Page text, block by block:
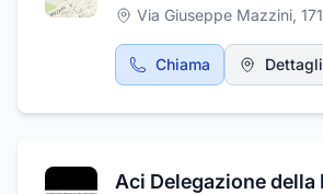
Via Giuseppe Mazzini, 171
Chiama Dettagli